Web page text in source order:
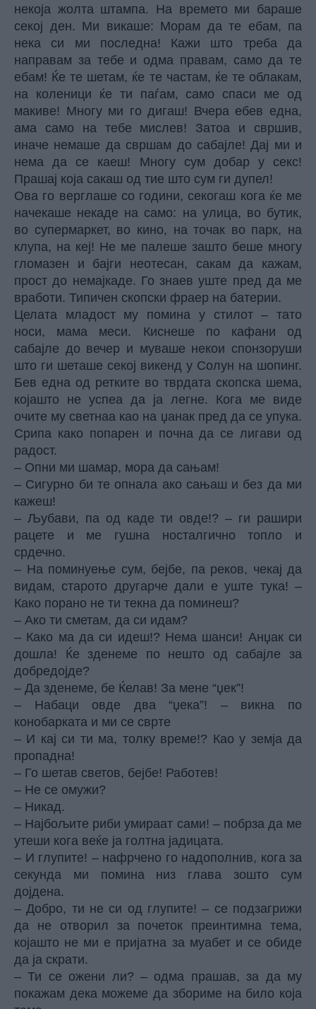
некоја жолта штампа. На времето ми бараше
секој ден. Ми викаше: Морам да те ебам, па
нека си ми последна! Кажи што треба да
направам за тебе и одма правам, само да те
ебам! Ќе те шетам, ќе те частам, ќе те облакам,
на коленици ќе ти паѓам, само спаси ме од
макиве! Многу ми го дигаш! Вчера ебев една,
ама само на тебе мислев! Затоа и свршив,
иначе немаше да свршам до сабајле! Дај ми и
нема да се каеш! Многу сум добар у секс!
Прашај која сакаш од тие што сум ги дупел!
Ова го верглаше со години, секогаш кога ќе ме
начекаше некаде на само: на улица, во бутик,
во супермаркет, во кино, на точак во парк, на
клупа, на кеј! Не ме палеше зашто беше многу
гломазен и бајги неотесан, сакам да кажам,
прост до немајкаде. Го знаев уште пред да ме
вработи. Типичен скопски фраер на батерии.
Целата младост му помина у стилот – тато
носи, мама меси. Киснеше по кафани од
сабајле до вечер и муваше некои спонзоруши
што ги шеташе секој викенд у Солун на шопинг.
Бев една од ретките во тврдата скопска шема,
којашто не успеа да ја легне. Кога ме виде
очите му светнаа као на џанак пред да се упука.
Срипа како попарен и почна да се лигави од
радост.
– Опни ми шамар, мора да сањам!
– Сигурно би те опнала ако сањаш и без да ми
кажеш!
– Љубави, па од каде ти овде!? – ги рашири
рацете и ме гушна носталгично топло и
срдечно.
– На поминуење сум, бејбе, па реков, чекај да
видам, старото другарче дали е уште тука! –
Како порано не ти текна да поминеш?
– Ако ти сметам, да си идам?
– Како ма да си идеш!? Нема шанси! Анџак си
дошла! Ќе зденеме по нешто од сабајле за
добредојде?
– Да зденеме, бе Ќелав! За мене “џек”!
– Набаци овде два “џека”! – викна по
конобарката и ми се сврте
– И кај си ти ма, толку време!? Као у земја да
пропадна!
– Го шетав светов, бејбе! Работев!
– Не се омужи?
– Никад.
– Најбољите риби умираат сами! – побрза да ме
утеши кога веќе ја голтна јадицата.
– И глупите! – нафрчено го надополнив, кога за
секунда ми помина низ глава зошто сум
дојдена.
– Добро, ти не си од глупите! – се подзагрижи
да не отворил за почеток преинтимна тема,
којашто не ми е пријатна за муабет и се обиде
да ја скрати.
– Ти се ожени ли? – одма прашав, за да му
покажам дека можеме да збориме на било која